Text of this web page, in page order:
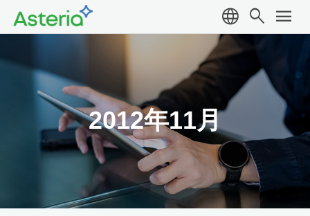
language search menu
2012年11月